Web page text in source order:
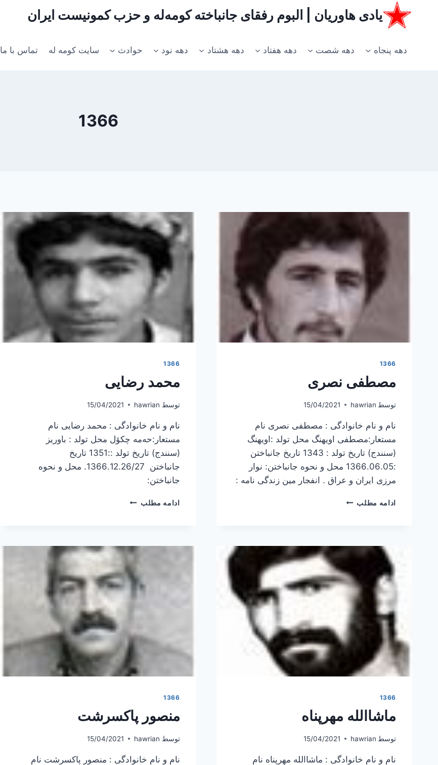
یادی هاوریان | البوم رفقای جانباخته کومه‌له و حزب کمونیست ایران
دهه پنجاه دهه شصت دهه هفتاد دهه هشتاد دهه نود حوادث سایت کومه له تماس با ما
1366
1366
مصطفی نصری
توسط hawrian
15/04/2021
نام و نام خانوادگی : مصطفی نصری نام
مستعار:مصطفی اویهنگ محل تولد :اویهنگ
(سنندج) تاریخ تولد : 1343 تاریخ جانباختن
:1366.06.05 محل و نحوه جانباختن: نوار
مرزی ایران و عراق . انفجار مین زندگی نامه :
ادامه مطلب مصطفی
1366
محمد رضایی
توسط hawrian
15/04/2021
نام و نام خانوادگی : محمد رضایی نام
مستعار:حه‌مه‌ چكۆل محل تولد : باوریز
(سنندج) تاریخ تولد ::1351 تاریخ
جانباختن 1366.12.26/27. محل و نحوه
جانباختن:
ادامه مطلب محمد
1366
ماشاالله مهرپناه
توسط hawrian
15/04/2021
نام و نام خانوادگی : ماشاالله مهرپناه نام
1366
منصور پاکسرشت
توسط hawrian
15/04/2021
نام و نام خانوادگی : منصور پاکسرشت نام